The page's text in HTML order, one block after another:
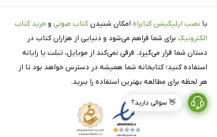
👋 سوالی دارید؟
با نصب اپلیکیشن کتابراه امکان شنیدن کتاب صوتی و خرید کتاب
الکترونیک برای شما فراهم می‌شود و دنیایی از هزاران کتاب در
دستان شما قرار می‌گیرد. فرقی نمی‌کند از موبایل، تبلت یا رایانه
استفاده کنید؛ کتابخانه شما همیشه در دسترس خواهد بود تا از
هر لحظه برای مطالعه بهترین استفاده را ببرید.